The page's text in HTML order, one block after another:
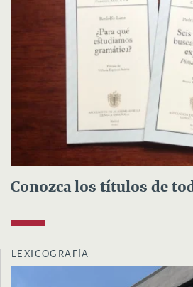
Conozca los títulos de
LEXICOGRAFÍA